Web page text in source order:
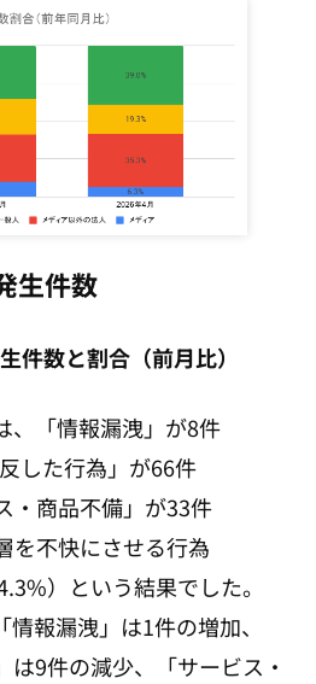
生件数
件数と割合（前月比）
、「情報漏洩」が8件
した行為」が66件
・商品不備」が33件
を不快にさせる行為
）という結果でした。
報漏洩」は1件の増加、
は9件の減少、「サービス・